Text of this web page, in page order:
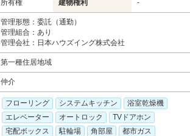
所有権 建物権利 -
管理形態：委託（通勤）
管理組合：あり
管理会社：日本ハウズイング株式会社
第一種住居地域
仲介
フローリング システムキッチン
浴室乾燥機
エレベーター
オートロック
TVドアホン
宅配ボックス
駐輪場 角部屋
都市ガス